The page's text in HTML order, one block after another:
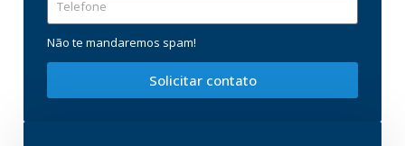
Não te mandaremos spam!
Solicitar contato